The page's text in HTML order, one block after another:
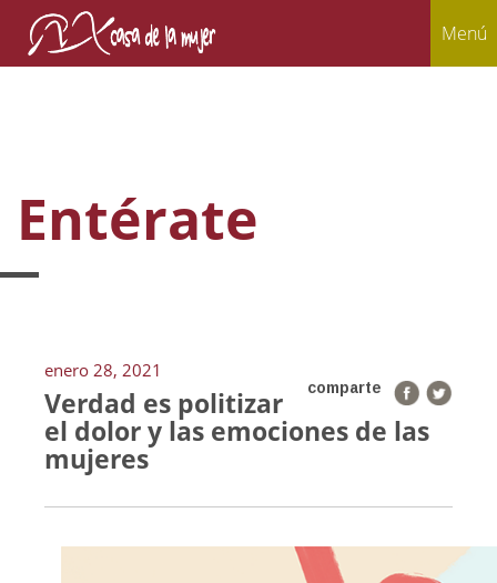
Menú
Entérate
enero 28, 2021
comparte
Verdad es politizar
el dolor y las emociones de las
mujeres